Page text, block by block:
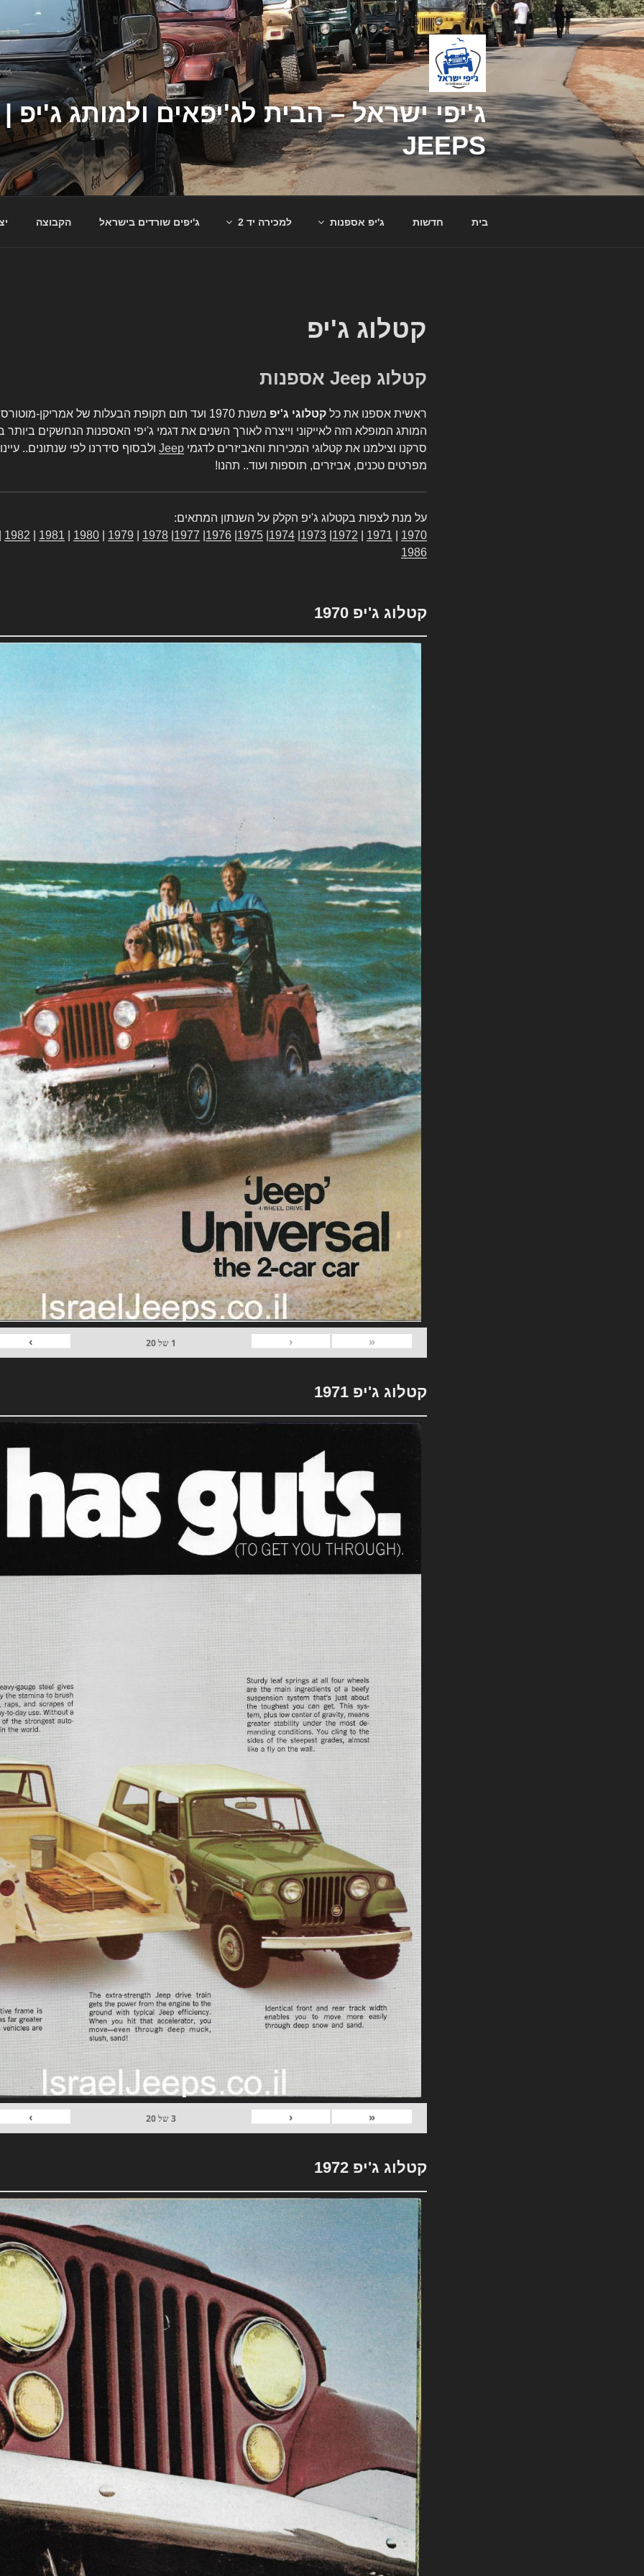
דילוג
לתוכן
JEEPS
בית חדשות ג'יפ אספנות למכירה יד 2 ג'יפים שורדים בישראל הקבוצה
קטלוג ג'יפ
קטלוג Jeep אספנות
ראשית אספנו את כל קטלוגי ג'יפ
משנת 1970 ועד תום תקופת הבעלות של אמריקן-
המותג המופלא הזה לאייקוני וייצרה לאורך השנים את דגמי ג'יפי האספנות הנחשקים
סרקנו וצילמנו את קטלוגי המכירות והאביזרים לדגמי Jeep ולבסוף סידרנו לפי שנתונים..
מפרטים טכנים, אביזרים, תוספות ועוד.. תהנו!
על מנת לצפות בקטלוג ג'יפ הקלק על השנתון המתאים:
1970
1971
1972
1973
1974
1975
1976
1977
1978
1979
1980
1981
1982
1986
קטלוג ג'יפ 1970
«
‹
1 של20
›
קטלוג ג'יפ 1971
«
‹
3של20
›
קטלוג ג'יפ 1972